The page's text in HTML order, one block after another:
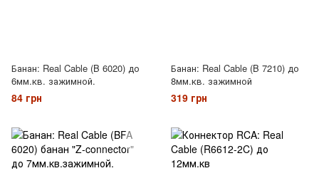
Банан: Real Cable (B 6020) до
6мм.кв. зажимной.
84 грн
Банан: Real Cable (B 7210) до
8мм.кв. зажимной
319 грн